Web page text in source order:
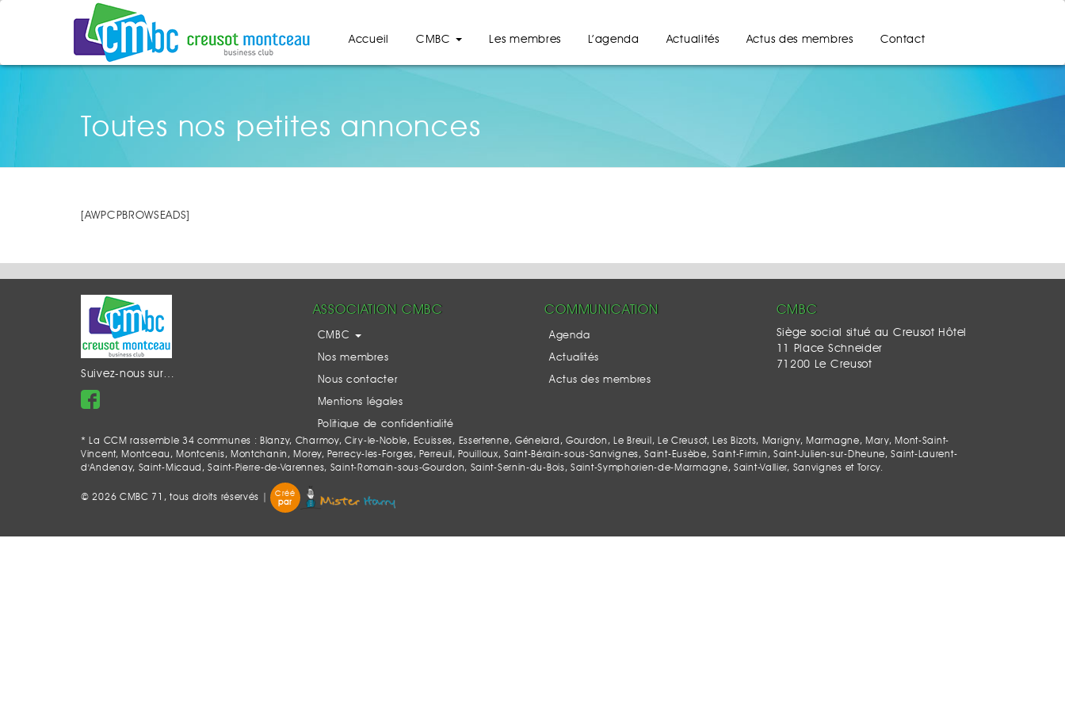
Accueil CMBC Les membres L’agenda Actualités Actus des membres Contact
Toutes nos petites annonces
[AWPCPBROWSEADS]
Suivez-nous sur…
ASSOCIATION CMBC
CMBC
Nos membres
Nous contacter
Mentions légales
Politique de confidentialité
COMMUNICATION
Agenda
Actualités
Actus des membres
CMBC
Siège social situé au Creusot Hôtel
11 Place Schneider
71200 Le Creusot
* La CCM rassemble 34 communes : Blanzy, Charmoy, Ciry-le-Noble, Ecuisses, Essertenne, Génelard, Gourdon, Le Breuil, Le Creusot, Les Bizots, Marigny, Marmagne, Mary, Mont-Saint-
Vincent, Montceau, Montcenis, Montchanin, Morey, Perrecy-les-Forges, Perreuil, Pouilloux, Saint-Bérain-sous-Sanvignes, Saint-Eusèbe, Saint-Firmin, Saint-Julien-sur-Dheune, Saint-Laurent-
d'Andenay, Saint-Micaud, Saint-Pierre-de-Varennes, Saint-Romain-sous-Gourdon, Saint-Sernin-du-Bois, Saint-Symphorien-de-Marmagne, Saint-Vallier, Sanvignes et Torcy.
© 2026 CMBC 71, tous droits réservés |
Créé
par